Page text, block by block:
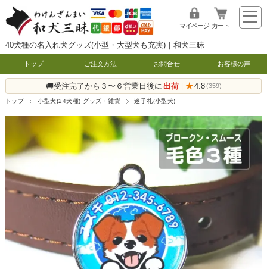
40犬種の名入れ犬グッズ(小型・大型犬も充実)｜和犬三昧
マイページ カート
トップ ご注文方法 お問合せ お客様の声
🚚受注完了から３〜６営業日後に 出荷 | ★4.8 (359)
トップ 小型犬(24犬種) グッズ・雑貨 迷子札(小型犬)